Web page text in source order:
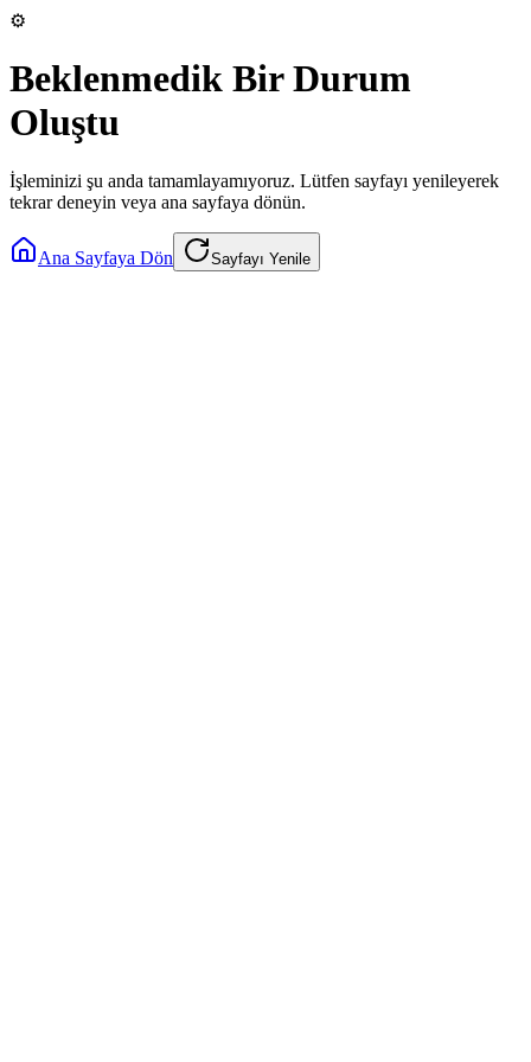
⚙️
Beklenmedik Bir Durum
Oluştu
İşleminizi şu anda tamamlayamıyoruz. Lütfen sayfayı yenileyerek
tekrar deneyin veya ana sayfaya dönün.
Ana Sayfaya Dön Sayfayı Yenile